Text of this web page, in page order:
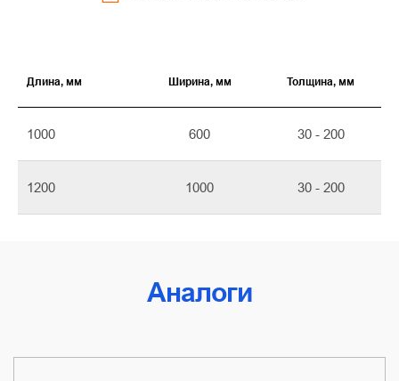
Длина, мм Ширина, мм Толщина, мм
1000 600 30 - 200
1200 1000 30 - 200
Аналоги